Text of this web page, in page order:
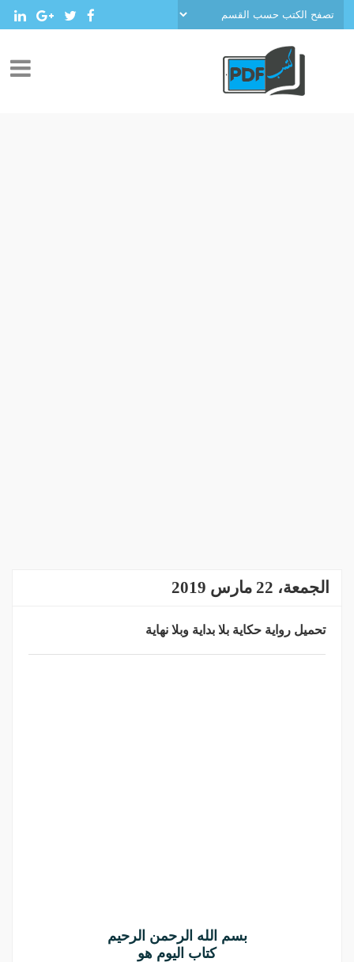
الجمعة، 22 مارس 2019
تحميل رواية حكاية بلا بداية وبلا نهاية
بسم الله الرحمن الرحيم
كتاب اليوم هو